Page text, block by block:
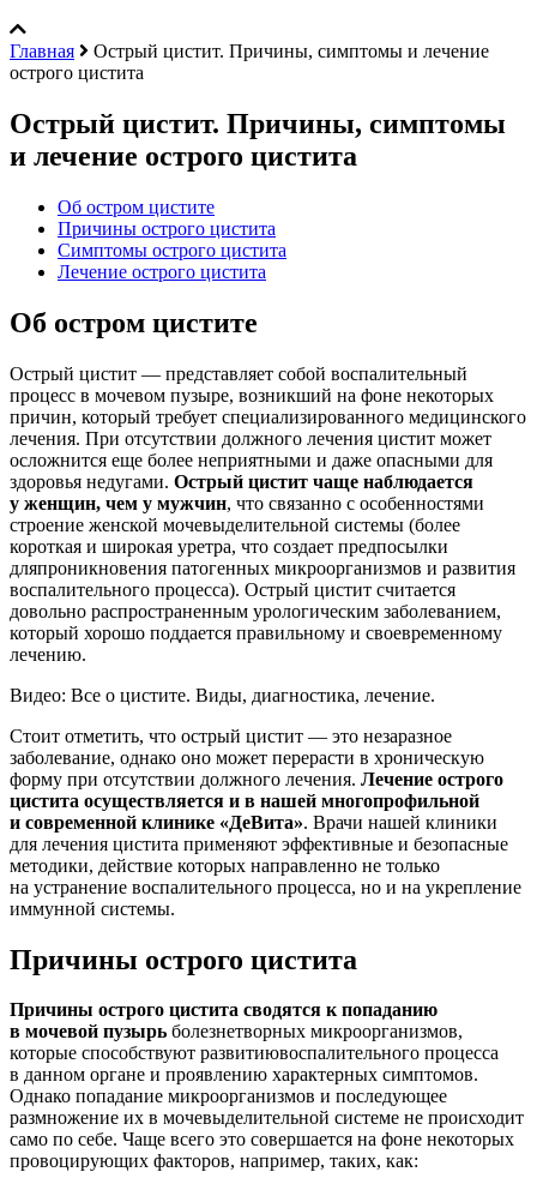
Главная
Острый цистит. Причины, симптомы и лечение
острого цистита
Острый цистит. Причины, симптомы
и лечение острого цистита
Об остром цистите
Причины острого цистита
Симптомы острого цистита
Лечение острого цистита
Об остром цистите
Острый цистит — представляет собой воспалительный
процесс в мочевом пузыре, возникший на фоне некоторых
причин, который требует специализированного медицинского
лечения. При отсутствии должного лечения цистит может
осложнится еще более неприятными и даже опасными для
здоровья недугами. Острый цистит чаще наблюдается
у женщин, чем у мужчин, что связанно с особенностями
строение женской мочевыделительной системы (более
короткая и широкая уретра, что создает предпосылки
дляпроникновения патогенных микроорганизмов и развития
воспалительного процесса). Острый цистит считается
довольно распространенным урологическим заболеванием,
который хорошо поддается правильному и своевременному
лечению.
Видео: Все о цистите. Виды, диагностика, лечение.
Стоит отметить, что острый цистит — это незаразное
заболевание, однако оно может перерасти в хроническую
форму при отсутствии должного лечения. Лечение острого
цистита осуществляется и в нашей многопрофильной
и современной клинике «ДеВита». Врачи нашей клиники
для лечения цистита применяют эффективные и безопасные
методики, действие которых направленно не только
на устранение воспалительного процесса, но и на укрепление
иммунной системы.
Причины острого цистита
Причины острого цистита сводятся к попаданию
в мочевой пузырь болезнетворных микроорганизмов,
которые способствуют развитиювоспалительного процесса
в данном органе и проявлению характерных симптомов.
Однако попадание микроорганизмов и последующее
размножение их в мочевыделительной системе не происходит
само по себе. Чаще всего это совершается на фоне некоторых
провоцирующих факторов, например, таких, как: